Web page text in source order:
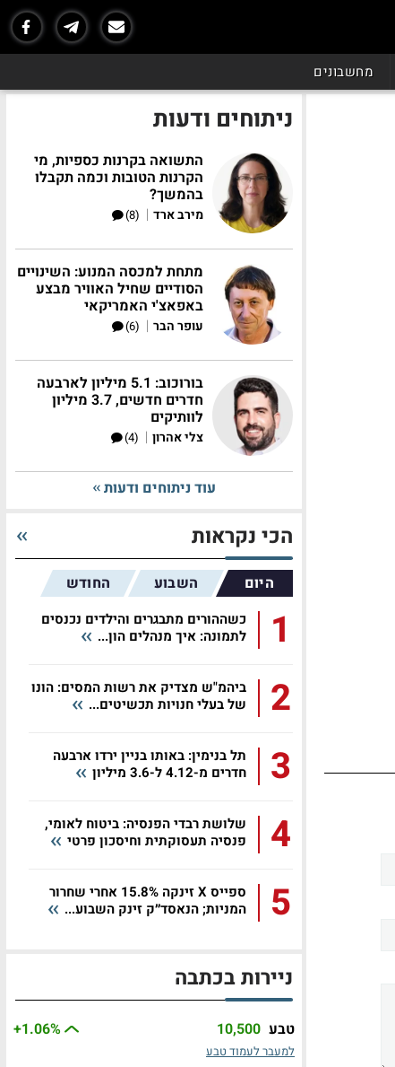
מחשבונים
ניתוחים ודעות
התשואה בקרנות כספיות, מי
הקרנות הטובות וכמה תקבלו
בהמשך?
מירב ארד |
(8)
מתחת למכסה המנוע: השינויים
הסודיים שחיל האוויר מבצע
באפאצ'י האמריקאי
עופר הבר |
(6)
בורוכוב: 5.1 מיליון לארבעה
חדרים חדשים, 3.7 מיליון
לוותיקים
צלי אהרון |
(4)
עוד ניתוחים ודעות
הכי נקראות
היום השבוע החודש
1
כשההורים מתבגרים והילדים נכנסים
לתמונה: איך מנהלים הון...
2
ביהמ"ש מצדיק את רשות המסים: הונו
של בעלי חנויות תכשיטים...
3
תל בנימין: באותו בניין ירדו ארבעה
חדרים מ-4.12 ל-3.6 מיליון
4
שלושת רבדי הפנסיה: ביטוח לאומי,
פנסיה תעסוקתית וחיסכון פרטי
5
ספייס X זינקה 15.8% אחרי שחרור
המניות; הנאסד״ק זינק השבוע...
ניירות בכתבה
טבע 10,500
+1.06%
למעבר לעמוד טבע